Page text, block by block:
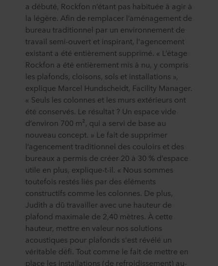
a débuté, Rockfon n’étant pas habituée à agir à
la légère. Afin de remplacer l’aménagement de
bureau traditionnel par un environnement de
travail semi-ouvert et inspirant, l'agencement
existant a été entièrement supprimé. « L’étage
Rockfon a été entièrement mis à nu, y compris
les plafonds, cloisons, sols et installations »,
explique Marcel Hundscheidt, Facility Manager.
« Seuls les colonnes et les murs extérieurs ont
été conservés. Le résultat ? Un espace vide
d’environ 700 m², qui a servi de base au
nouveau concept. » Le fait de supprimer
l’agencement traditionnel des couloirs et des
bureaux a permis de créer 20 à 30 % d’espace
utile en plus, explique-t-il. « Nous sommes
toutefois restés liés par des éléments
constructifs comme les colonnes. De plus,
Judith a dû travailler avec une hauteur de
plafond maximale de 2,40 mètres. À cette
hauteur, mettre en valeur nos solutions
acoustiques pour plafonds s'est révélé un
véritable défi. Tout comme le fait de mettre en
place les installations (de refroidissement) au-